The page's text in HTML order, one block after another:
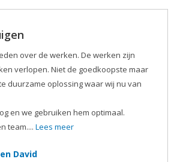
over de werken. De werken zijn
verlopen. Niet de goedkoopste maar
duurzame oplossing waar wij nu van
en we gebruiken hem optimaal.
team.... Lees meer
David